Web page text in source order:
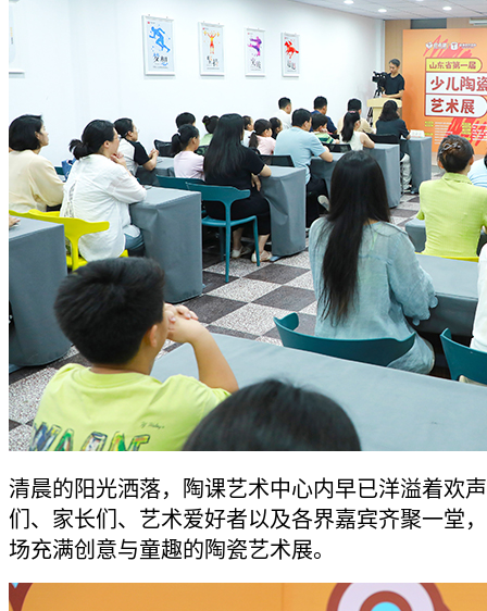
清晨的阳光洒落，陶课艺术中心内早已洋溢着欢
们、家长们、艺术爱好者以及各界嘉宾齐聚一堂
场充满创意与童趣的陶瓷艺术展。